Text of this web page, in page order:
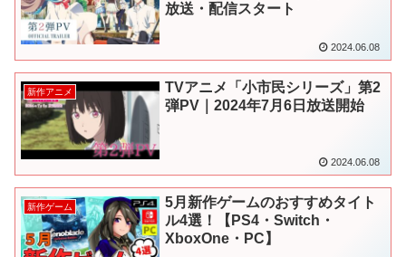
放送・配信スタート
2024.06.08
新作アニメ
TVアニメ「小市民シリーズ」第2
弾PV｜2024年7月6日放送開始
2024.06.08
新作ゲーム
5月新作ゲームのおすすめタイト
ル4選！【PS4・Switch・
XboxOne・PC】